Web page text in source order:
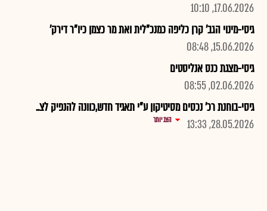
17.06.2026, 10:10
גיסי-מינוי הגב' קרן כליפה כמנכ"לית ואת מר כצמן כיו"ר דירק'
15.06.2026, 08:48
גיסי-מצגת כנס אנליסטים
02.06.2026, 08:55
גיסי-בוחנת רכ' נכסים מסיטיקון ע"י תאגיד חדש,כוונה להנפיק לצ..
28.05.2026, 13:33
הצג יותר